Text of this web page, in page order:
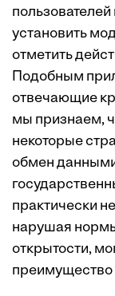
установить
отметить
Подобным
отвечающие
мы признаем,
некоторые
обмен
практически
нарушая
открытости,
преимущество